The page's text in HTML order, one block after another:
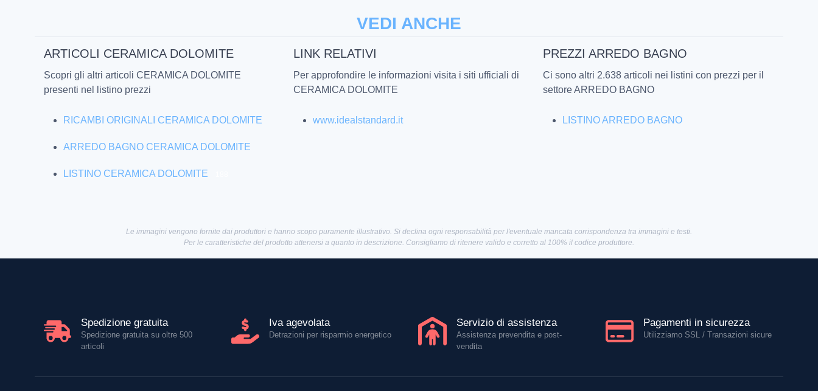
VEDI ANCHE
ARTICOLI CERAMICA DOLOMITE
Scopri gli altri articoli CERAMICA DOLOMITE
presenti nel listino prezzi
RICAMBI ORIGINALI CERAMICA DOLOMITE
ARREDO BAGNO CERAMICA DOLOMITE
LISTINO CERAMICA DOLOMITE
LINK RELATIVI
Per approfondire le informazioni visita i siti ufficiali di
CERAMICA DOLOMITE
www.idealstandard.it
PREZZI ARREDO BAGNO
Ci sono altri 2.638 articoli nei listini con prezzi per il
settore ARREDO BAGNO
LISTINO ARREDO BAGNO
Le immagini vengono fornite dai produttori e hanno scopo puramente illustrativo. Si declina ogni responsabilità per l'eventuale mancata corrispondenza tra immagini e testi.
Per le caratteristiche del prodotto attenersi a quanto in descrizione. Consigliamo di ritenere valido e corretto al 100% il codice produttore.
Spedizione gratuita
Spedizione gratuita su oltre 500
articoli
Iva agevolata
Detrazioni per risparmio energetico
Servizio di assistenza
Assistenza prevendita e post-
vendita
Pagamenti in sicurezza
Utilizziamo SSL / Transazioni sicure